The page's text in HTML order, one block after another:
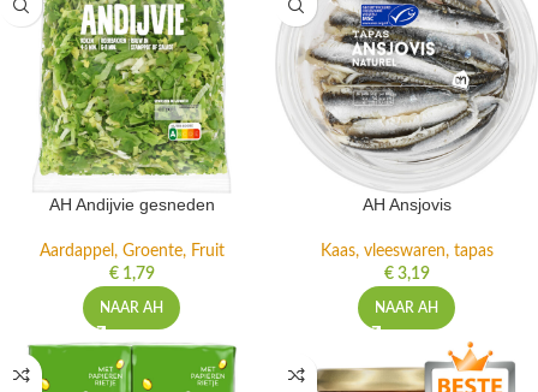
AH Andijvie gesneden
Aardappel, Groente, Fruit
€1,79
NAAR AH
AH Ansjovis
Kaas, vleeswaren, tapas
€3,19
NAAR AH